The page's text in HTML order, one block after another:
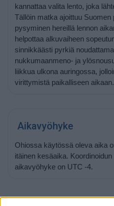
kannattaa valita lento, joka
Tällöin matka ajoittuu Suomen
pysyminen hereillä lennon
helpottaa alkuvaiheen
sinnikkäästi pyrkiä
nukkumaanmeno- ja
liikkua ulkona auringossa,
virittymistä paikalliseen aikaan.
Aikavyöhyke
Ohiossa käytössä oleva aika
itäinen kesäaika.
aikavyöhyke on UTC -4.